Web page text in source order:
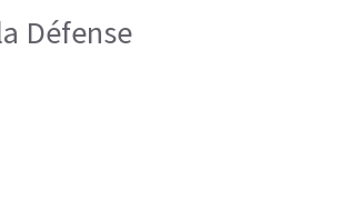
Défense